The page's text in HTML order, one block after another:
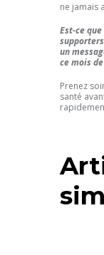
ne jamais
Est-ce
un
ce mois
Prenez
santé